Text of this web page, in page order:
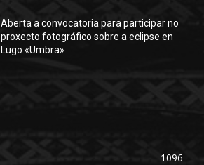
Aberta a convocatoria para participar no
proxecto fotográfico sobre a eclipse en
Lugo «Umbra»
1096